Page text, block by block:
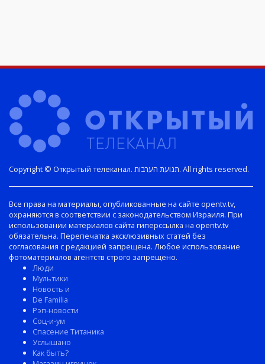
Copyright © Открытый телеканал. תנועת הערבות. All rights reserved.
Все права на материалы, опубликованные на сайте opentv.tv,
охраняются в соответствии с законодательством Израиля. При
использовании материалов сайта гиперссылка на opentv.tv
обязательна. Перепечатка эксклюзивных статей без
согласования с редакцией запрещена. Любое использование
фотоматериалов агентств строго запрещено.
Люди
Мультики
Новость и
De Familia
Рэп-новости
Соц-и-ум
Спасение Титаника
Услышано
Как быть?